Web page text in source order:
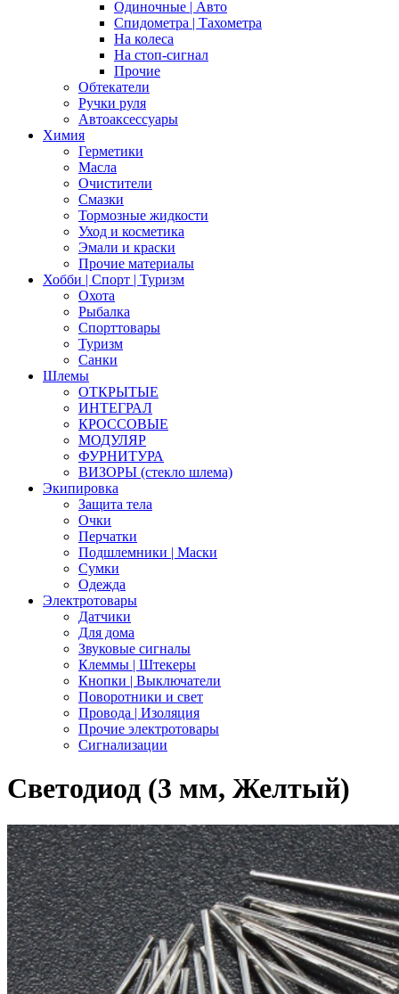
Одиночные | Авто
Спидометра | Тахометра
На колеса
На стоп-сигнал
Прочие
Обтекатели
Ручки руля
Автоаксессуары
Химия
Герметики
Масла
Очистители
Смазки
Тормозные жидкости
Уход и косметика
Эмали и краски
Прочие материалы
Хобби | Cпорт | Туризм
Охота
Рыбалка
Спорттовары
Туризм
Санки
Шлемы
ОТКРЫТЫЕ
ИНТЕГРАЛ
КРОССОВЫЕ
МОДУЛЯР
ФУРНИТУРА
ВИЗОРЫ (стекло шлема)
Экипировка
Защита тела
Очки
Перчатки
Подшлемники | Маски
Сумки
Одежда
Электротовары
Датчики
Для дома
Звуковые сигналы
Клеммы | Штекеры
Кнопки | Выключатели
Поворотники и свет
Провода | Изоляция
Прочие электротовары
Сигнализации
Светодиод (3 мм, Желтый)